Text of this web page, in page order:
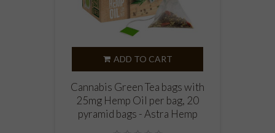
ADD TO CART
Cannabis Green Tea bags with
25mg Hemp Oil per bag, 20
pyramid bags - Astra Hemp